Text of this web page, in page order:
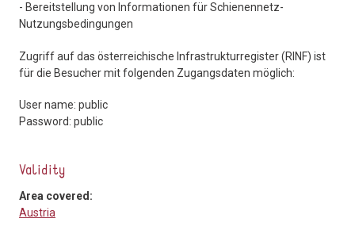
- Bereitstellung von Informationen für Schienennetz-
Nutzungsbedingungen
Zugriff auf das österreichische Infrastrukturregister (RINF) ist
für die Besucher mit folgenden Zugangsdaten möglich:
User name: public
Password: public
Validity
Area covered:
Austria